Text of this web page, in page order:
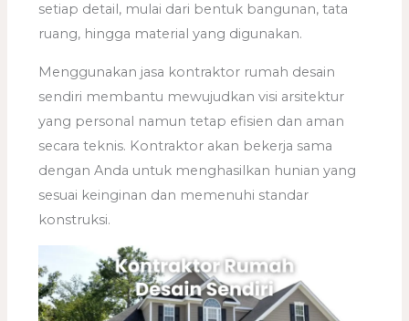
setiap detail, mulai dari bentuk bangunan, tata
ruang, hingga material yang digunakan.
Menggunakan jasa kontraktor rumah desain
sendiri membantu mewujudkan visi arsitektur
yang personal namun tetap efisien dan aman
secara teknis. Kontraktor akan bekerja sama
dengan Anda untuk menghasilkan hunian yang
sesuai keinginan dan memenuhi standar
konstruksi.